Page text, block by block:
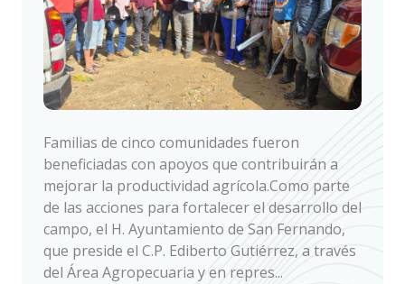
Familias de cinco comunidades fueron
beneficiadas con apoyos que contribuirán a
mejorar la productividad agrícola.Como parte
de las acciones para fortalecer el desarrollo del
campo, el H. Ayuntamiento de San Fernando,
que preside el C.P. Ediberto Gutiérrez, a través
del Área Agropecuaria y en repres...